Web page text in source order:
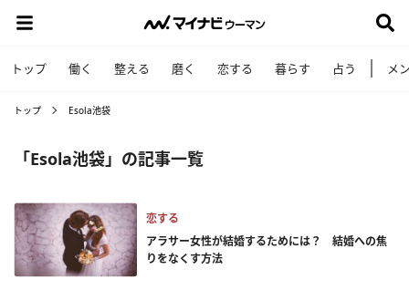
トップ 働く 整える 磨く 恋する 暮らす 占う メ
トップ Esola池袋
「Esola池袋」の記事一覧
恋する
アラサー女性が結婚するためには？ 結婚への焦
りをなくす方法